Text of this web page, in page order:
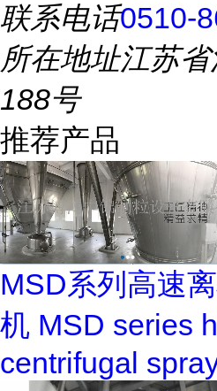
联系电话0510-
所在地址江苏
188号
推荐产品
MSD系列高速
机 MSD series
centrifugal